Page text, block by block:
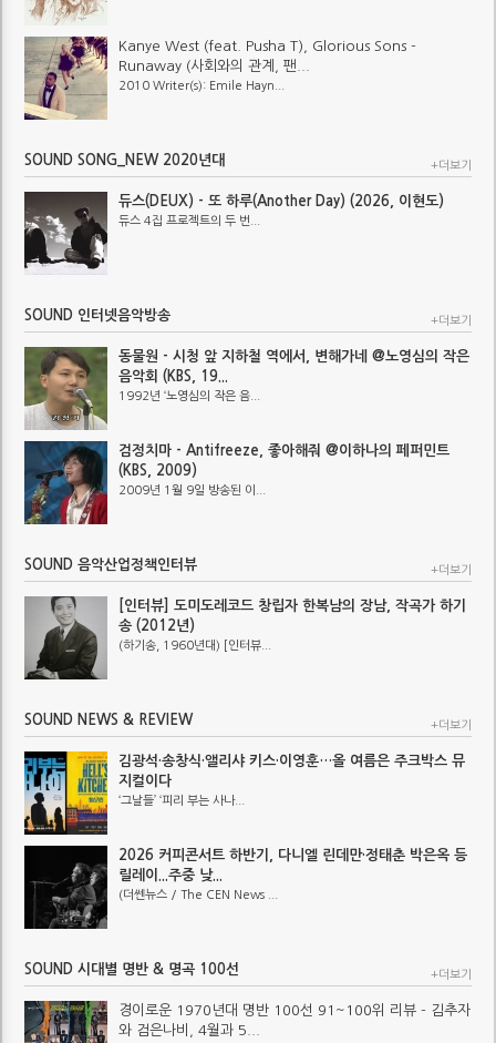
Kanye West (feat. Pusha T), Glorious Sons -
Runaway (사회와의 관계, 팬...
2010 Writer(s): Emile Hayn...
SOUND SONG_NEW 2020년대 +더보기
듀스(DEUX) - 또 하루(Another Day) (2026, 이현도)
듀스 4집 프로젝트의 두 번...
SOUND 인터넷음악방송 +더보기
동물원 - 시청 앞 지하철 역에서, 변해가네 @노영심의 작은
음악회 (KBS, 19...
1992년 ‘노영심의 작은 음...
검정치마 - Antifreeze, 좋아해줘 @이하나의 페퍼민트
(KBS, 2009)
2009년 1월 9일 방송된 이...
SOUND 음악산업정책인터뷰 +더보기
[인터뷰] 도미도레코드 창립자 한복남의 장남, 작곡가 하기
송 (2012년)
(하기송, 1960년대) [인터뷰...
SOUND NEWS & REVIEW +더보기
김광석·송창식·앨리샤 키스·이영훈…올 여름은 주크박스 뮤
지컬이다
‘그날들’ ‘피리 부는 사나...
2026 커피콘서트 하반기, 다니엘 린데만·정태춘 박은옥 등
릴레이...주중 낮...
(더쎈뉴스 / The CEN News ...
SOUND 시대별 명반 & 명곡 100선 +더보기
경이로운 1970년대 명반 100선 91~100위 리뷰 - 김추자
와 검은나비, 4월과 5...